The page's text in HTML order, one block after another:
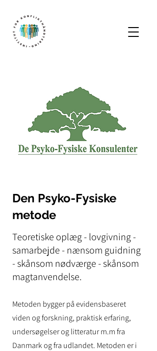
Den Psyko-Fysiske
metode
Teoretiske oplæg - lovgivning -
samarbejde - nænsom guidning
- skånsom nødværge - skånsom
magtanvendelse.
Metoden bygger på evidensbaseret
viden og forskning, praktisk erfaring,
undersøgelser og litteratur m.m fra
Danmark og fra udlandet. Metoden er i